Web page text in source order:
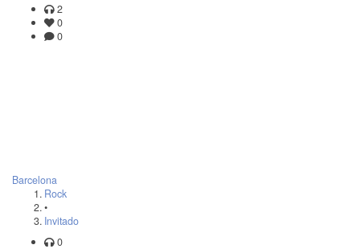
2
0
0
Barcelona
Rock
•
Invitado
0